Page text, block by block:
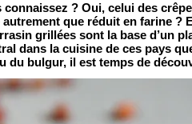
connaissez ? Oui, celui des
que réduit en farine ?
grillées sont la base d’un
dans la cuisine de ces pays
du bulgur, il est temps de